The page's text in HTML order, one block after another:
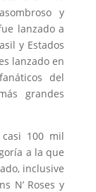
y
lanzado a
y Estados
lanzado en
del
grandes
100 mil
a la que
inclusive
N’ Roses y